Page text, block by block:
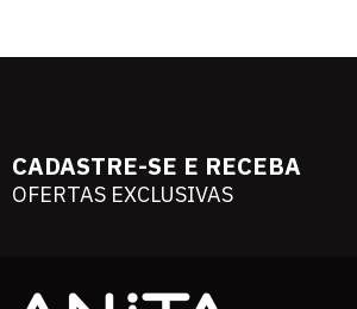
CADASTRE-SE E RECEBA
OFERTAS EXCLUSIVAS